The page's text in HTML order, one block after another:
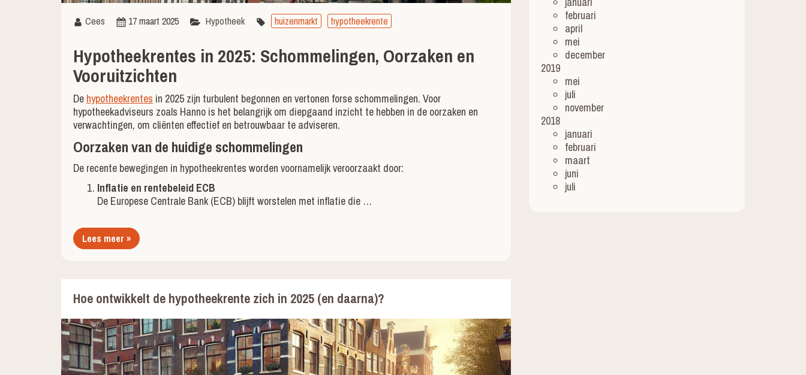
Cees 17 maart 2025 Hypotheek huizenmarkt hypotheekrente
Hypotheekrentes in 2025: Schommelingen, Oorzaken en
Vooruitzichten
De hypotheekrentes in 2025 zijn turbulent begonnen en vertonen forse schommelingen. Voor
hypotheekadviseurs zoals Hanno is het belangrijk om diepgaand inzicht te hebben in de oorzaken en
verwachtingen, om cliënten effectief en betrouwbaar te adviseren.
Oorzaken van de huidige schommelingen
De recente bewegingen in hypotheekrentes worden voornamelijk veroorzaakt door:
Inflatie en rentebeleid ECB
De Europese Centrale Bank (ECB) blijft worstelen met inflatie die …
Lees meer »
Hoe ontwikkelt de hypotheekrente zich in 2025 (en daarna)?
februari
april
mei
december
2019
mei
juli
november
2018
januari
februari
maart
juni
juli